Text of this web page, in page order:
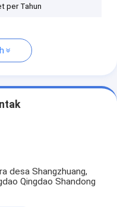
per Tahun
desa Shangzhuang,
Qingdao Shandong